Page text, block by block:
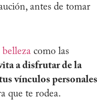
antes de tomar
belleza como las
a disfrutar de la
vínculos personales
que te rodea.